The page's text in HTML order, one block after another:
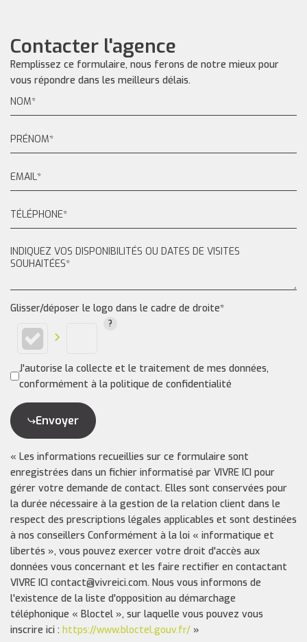
Contacter l'agence
Remplissez ce formulaire, nous ferons de notre mieux pour
vous répondre dans les meilleurs délais.
Glisser/déposer le logo dans le cadre de droite*
J'autorise la collecte et le traitement de mes données,
conformément à la politique de confidentialité
Envoyer
« Les informations recueillies sur ce formulaire sont
enregistrées dans un fichier informatisé par VIVRE ICI pour
gérer votre demande de contact. Elles sont conservées pour
la durée nécessaire à la gestion de la relation client dans le
respect des prescriptions légales applicables et sont destinées
à nos conseillers Conformément à la loi « informatique et
libertés », vous pouvez exercer votre droit d'accès aux
données vous concernant et les faire rectifier en contactant
VIVRE ICI contact@vivreici.com. Nous vous informons de
l'existence de la liste d'opposition au démarchage
téléphonique « Bloctel », sur laquelle vous pouvez vous
inscrire ici : https://www.bloctel.gouv.fr/ »